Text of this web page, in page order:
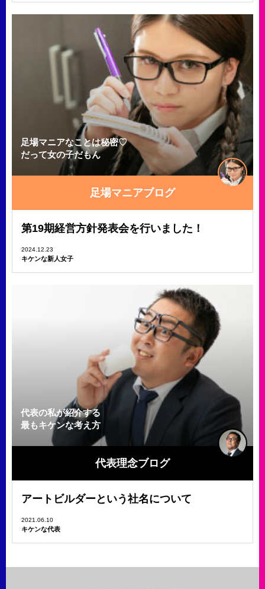
足場マニアなことは秘密♡
だって女の子だもん
足場マニアブログ
第19期経営方針発表会を行いました！
2024.12.23
キケンな新人女子
代表の私が紹介する
最もキケンな考え方
代表理念ブログ
アートビルダーという社名について
2021.06.10
キケンな代表